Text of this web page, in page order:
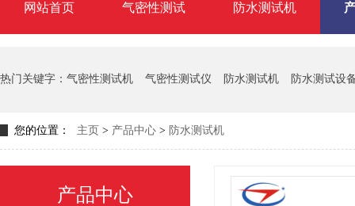
网站首页 气密性测试 防水测试机
掌握气
热门关键字： 气密性测试机 气密性测试仪 防水测试机 防水测试设
您的位置： 主页 > 产品中心 > 防水测试机
产品中心